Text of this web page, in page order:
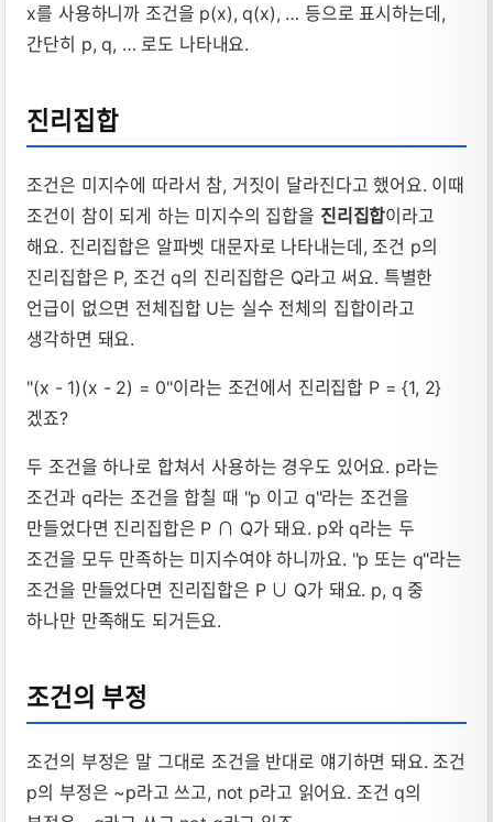
x를 사용하니까 조건을 p(x), q(x), … 등으로 표시하는데,
간단히 p, q, … 로도 나타내요.
진리집합
조건은 미지수에 따라서 참, 거짓이 달라진다고 했어요. 이때
조건이 참이 되게 하는 미지수의 집합을 진리집합이라고
해요. 진리집합은 알파벳 대문자로 나타내는데, 조건 p의
진리집합은 P, 조건 q의 진리집합은 Q라고 써요. 특별한
언급이 없으면 전체집합 U는 실수 전체의 집합이라고
생각하면 돼요.
"(x - 1)(x - 2) = 0"이라는 조건에서 진리집합 P = {1, 2}
겠죠?
두 조건을 하나로 합쳐서 사용하는 경우도 있어요. p라는
조건과 q라는 조건을 합칠 때 "p 이고 q"라는 조건을
만들었다면 진리집합은 P ∩ Q가 돼요. p와 q라는 두
조건을 모두 만족하는 미지수여야 하니까요. "p 또는 q"라는
조건을 만들었다면 진리집합은 P ∪ Q가 돼요. p, q 중
하나만 만족해도 되거든요.
조건의 부정
조건의 부정은 말 그대로 조건을 반대로 얘기하면 돼요. 조건
p의 부정은 ~p라고 쓰고, not p라고 읽어요. 조건 q의